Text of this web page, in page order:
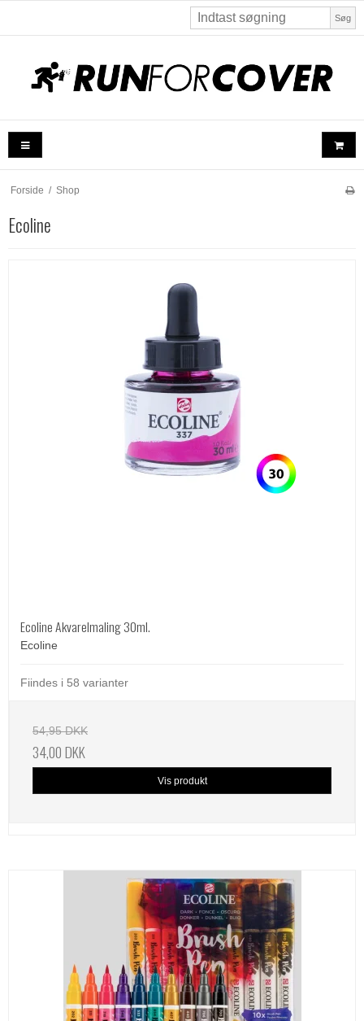
Søg
Forside / Shop
Ecoline
Ecoline Akvarelmaling 30ml.
Ecoline
Fiindes i 58 varianter
54,95 DKK
34,00 DKK
Vis produkt